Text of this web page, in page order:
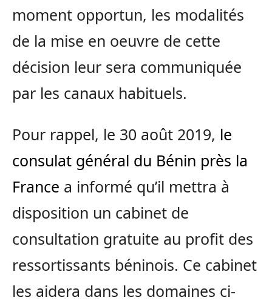
moment opportun, les modalités
de la mise en oeuvre de cette
décision leur sera communiquée
par les canaux habituels.
Pour rappel, le 30 août 2019, le
consulat général du Bénin près la
France a informé qu’il mettra à
disposition un cabinet de
consultation gratuite au profit des
ressortissants béninois. Ce cabinet
les aidera dans les domaines ci-